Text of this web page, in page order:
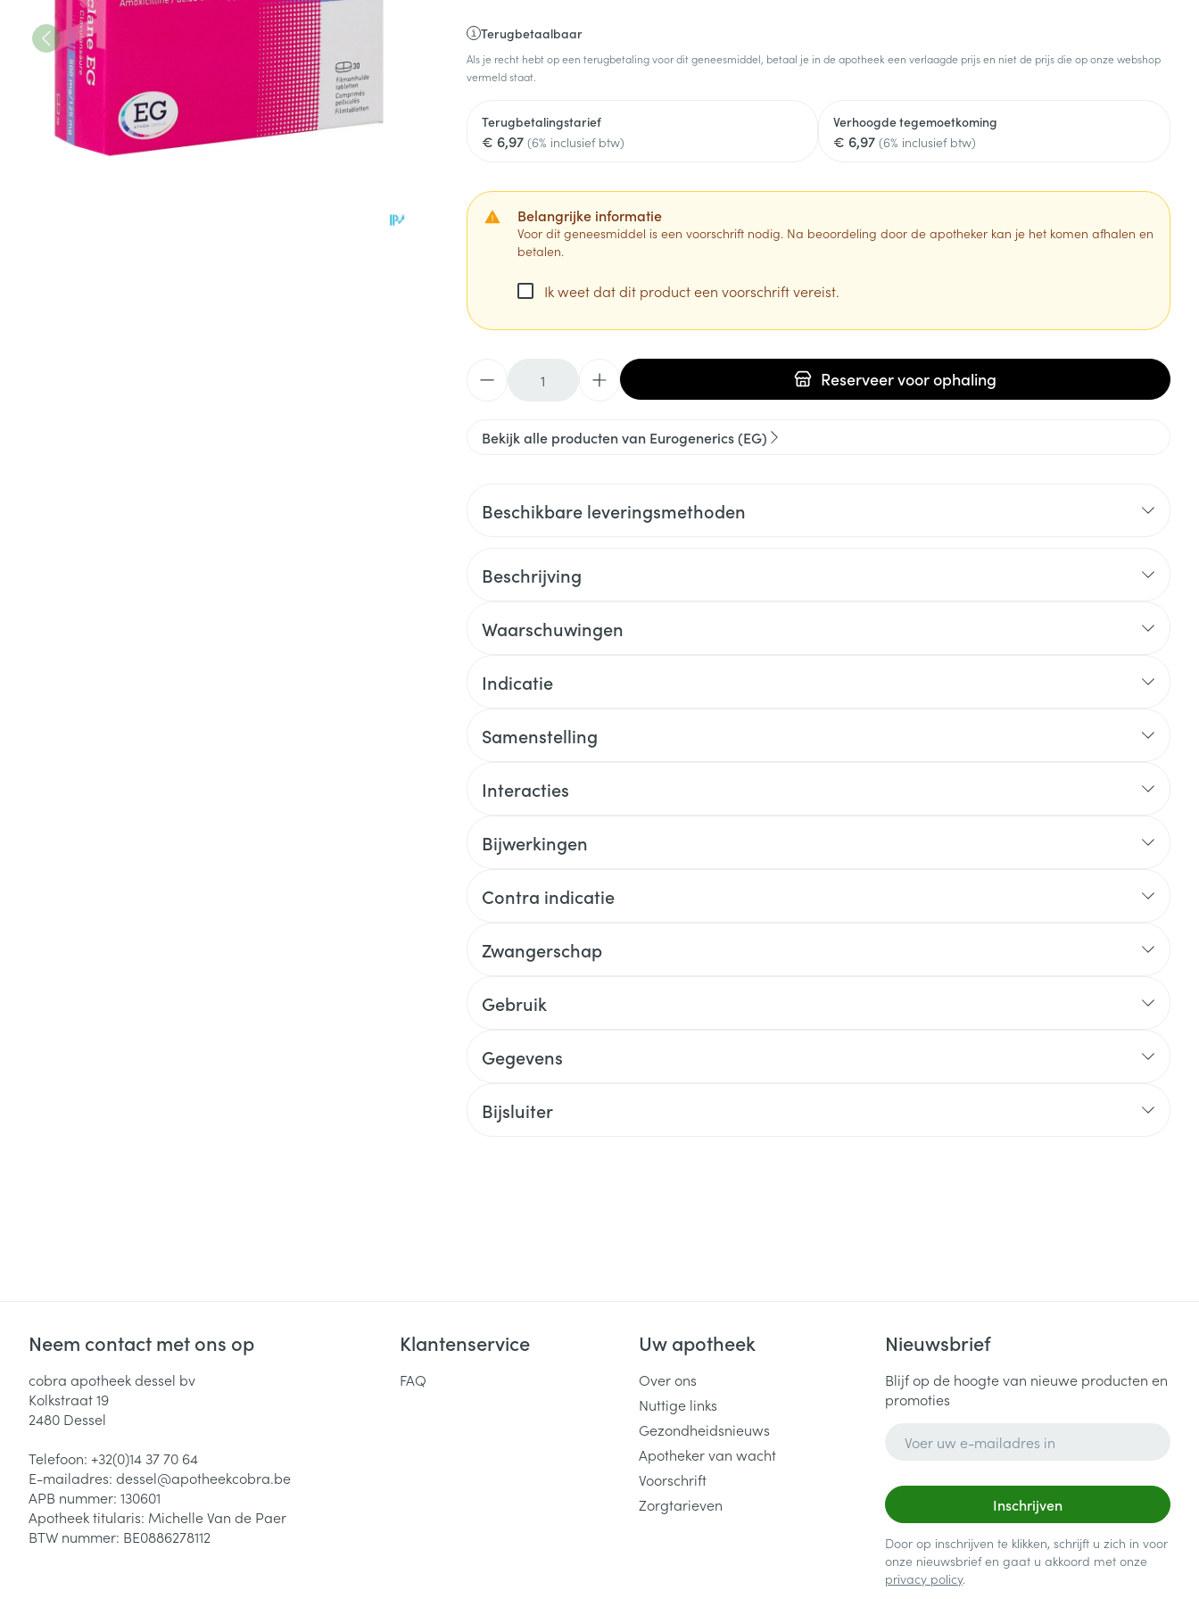
Terugbetaalbaar
Als je recht hebt op een terugbetaling voor dit geneesmiddel, betaal je in de apotheek een verlaagde prijs en niet de prijs die op onze webshop
vermeld staat.
Terugbetalingstarief
€ 6,97 (6% inclusief btw)
Verhoogde tegemoetkoming
€ 6,97 (6% inclusief btw)
Belangrijke informatie
Voor dit geneesmiddel is een voorschrift nodig. Na beoordeling door de apotheker kan je het komen afhalen en
betalen.
Ik weet dat dit product een voorschrift vereist.
Reserveervoor ophaling
Bekijk alle producten van Eurogenerics (EG)
Beschikbare leveringsmethoden
Beschrijving
Waarschuwingen
Indicatie
Samenstelling
Interacties
Bijwerkingen
Contra indicatie
Zwangerschap
Gebruik
Gegevens
Bijsluiter
Neem contact met ons op
cobra apotheek dessel bv
Kolkstraat 19
2480 Dessel
Telefoon: +32(0)14 37 70 64
E-mailadres: dessel@apotheekcobra.be
APB nummer: 130601
Apotheek titularis: Michelle Van de Paer
BTW nummer: BE0886278112
Klantenservice
FAQ
Uw apotheek
Over ons
Nuttige links
Gezondheidsnieuws
Apotheker van wacht
Voorschrift
Zorgtarieven
Nieuwsbrief
Blijf op de hoogte van nieuwe producten en
promoties
Inschrijven
Door op inschrijven te klikken, schrijft u zich in voor
onze nieuwsbrief en gaat u akkoord met onze
privacy policy.